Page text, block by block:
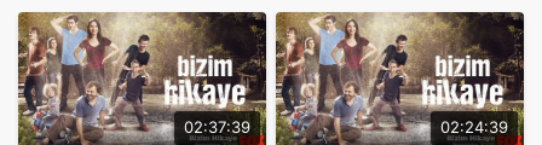
02:24:39
02:37:39